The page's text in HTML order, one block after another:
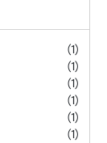
(1)
(1)
(1)
(1)
(1)
(1)